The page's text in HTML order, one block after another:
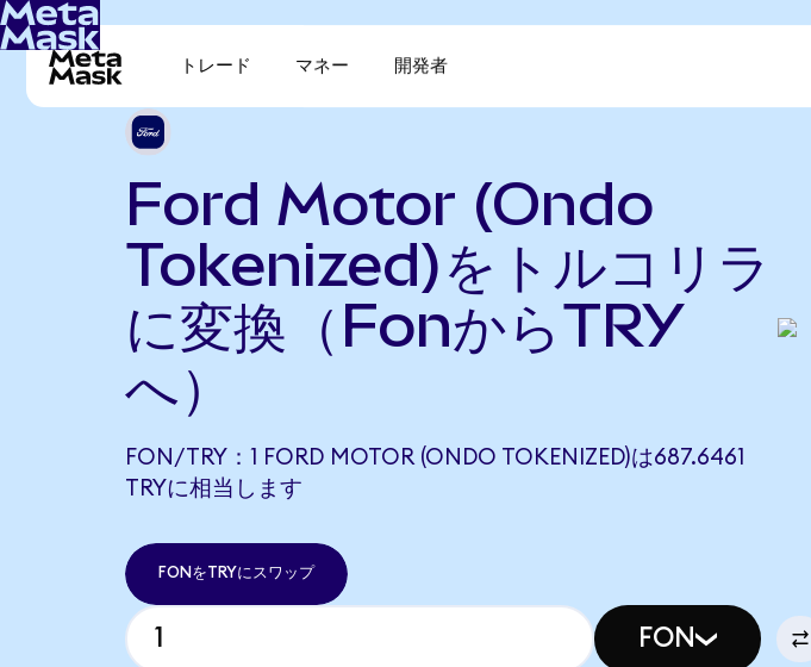
トレード マネー 開発者
Ford Motor (Ondo
Tokenized)をトルコリラ
に変換（FonからTRY
へ）
FON/TRY：1 FORD MOTOR (ONDO TOKENIZED)は687.6461
TRYに相当します
FONをTRYにスワップ
FON